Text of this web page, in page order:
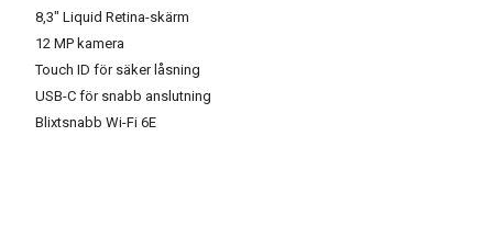
8,3" Liquid Retina-skärm
12 MP kamera
Touch ID för säker låsning
USB-C för snabb anslutning
Blixtsnabb Wi-Fi 6E